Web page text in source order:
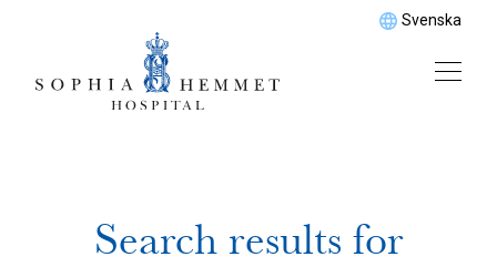
Svenska
Search results for